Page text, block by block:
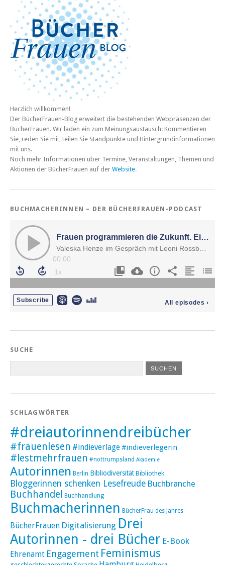
Herzlich willkommen!
Der BücherFrauen-Blog erweitert die bestehenden Webpräsenzen der
BücherFrauen. Wir laden ein zum Meinungsaustausch: Kommentieren
Sie, reden Sie mit, teilen Sie Standpunkte und Hintergrundinformationen
mit uns.
Noch mehr Informationen über Termine, Veranstaltungen, Themen und
Aktionen der BücherFrauen auf der Website.
BUCHMACHERINNEN – DER BÜCHERFRAUEN-PODCAST
SUCHE
SCHLAGWÖRTER
#dreiautorinnendreibücher
#frauenlesen #indieverlage#indieverlegerin
#lestmehrfrauen #nottrumpsland Akademie
Autorinnen Berlin Bibliodiversität Bibliothek
Bloggerinnen schenken Lesefreude Buchbranche
Buchhandel Buchhandlung
Buchmacherinnen BücherFrau des Jahres
BücherFrauen Digitalisierung Drei
Autorinnen - drei Bücher E-Book
Ehrenamt Engagement Feminismus